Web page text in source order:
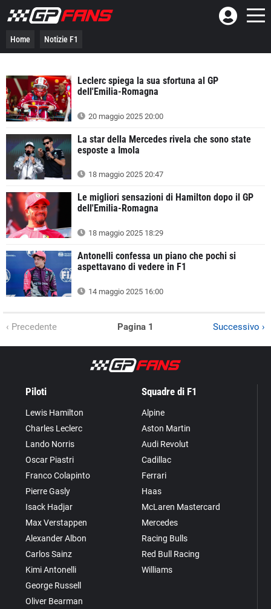
Home Notizie F1
Leclerc spiega la sua sfortuna al GP
dell'Emilia-Romagna
20 maggio 2025 20:00
La star della Mercedes rivela che sono state
esposte a Imola
18 maggio 2025 20:47
Le migliori sensazioni di Hamilton dopo il GP
dell'Emilia-Romagna
18 maggio 2025 18:29
Antonelli confessa un piano che pochi si
aspettavano di vedere in F1
14 maggio 2025 16:00
‹ Precedente Pagina 1 Successivo ›
Piloti
Lewis Hamilton
Charles Leclerc
Lando Norris
Oscar Piastri
Franco Colapinto
Pierre Gasly
Isack Hadjar
Max Verstappen
Alexander Albon
Carlos Sainz
Kimi Antonelli
George Russell
Oliver Bearman
Squadre di F1
Alpine
Aston Martin
Audi Revolut
Cadillac
Ferrari
Haas
McLaren Mastercard
Mercedes
Racing Bulls
Red Bull Racing
Williams